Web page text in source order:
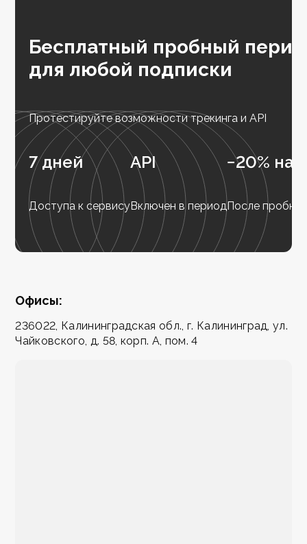
Бесплатный пробный
для любой подписки
Протестируйте возможности трекинга и API
7 дней
Доступа к сервису
API
Включен в период
−20% на
После
Офисы:
236022, Калининградская обл., г. Калининград, ул.
Чайковского, д. 58, корп. А, пом. 4